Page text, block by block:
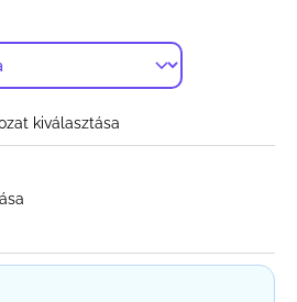
kiválasztása